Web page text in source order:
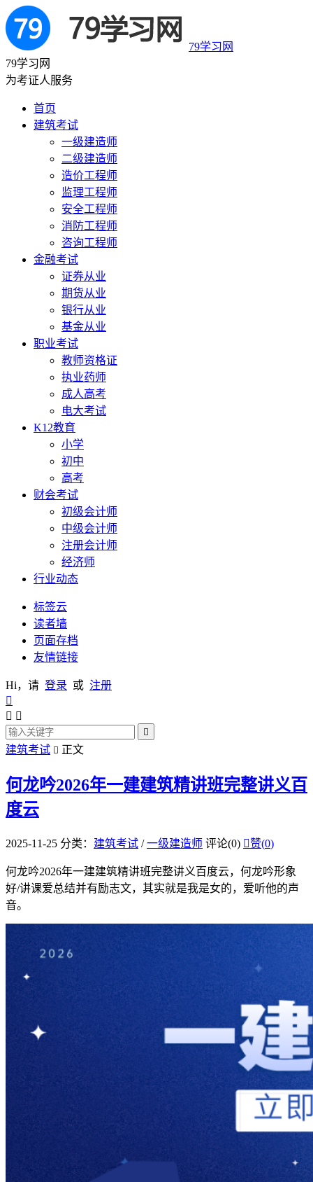
79学习网
79学习网
为考证人服务
首页
建筑考试
一级建造师
二级建造师
造价工程师
监理工程师
安全工程师
消防工程师
咨询工程师
金融考试
证券从业
期货从业
银行从业
基金从业
职业考试
教师资格证
执业药师
成人高考
电大考试
K12教育
小学
初中
高考
财会考试
初级会计师
中级会计师
注册会计师
经济师
行业动态
标签云
读者墙
页面存档
友情链接
Hi，请 登录 或 注册

 

建筑考试  正文
何龙吟2026年一建建筑精讲班完整讲义百
度云
2025-11-25 分类： 建筑考试 /一级建造师 评论(0) 赞(0)
何龙吟2026年一建建筑精讲班完整讲义百度云，何龙吟形象
好/讲课爱总结并有励志文，其实就是我是女的，爱听他的声
音。